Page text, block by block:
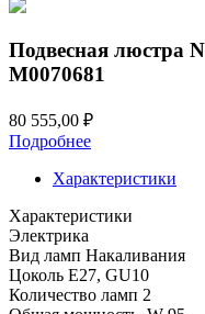
Подвесная люстра
М0070681
80 555,00 ₽
Подробнее
Характеристики
Характеристики
Электрика
Вид ламп Накаливания
Цоколь E27, GU10
Количество ламп 2